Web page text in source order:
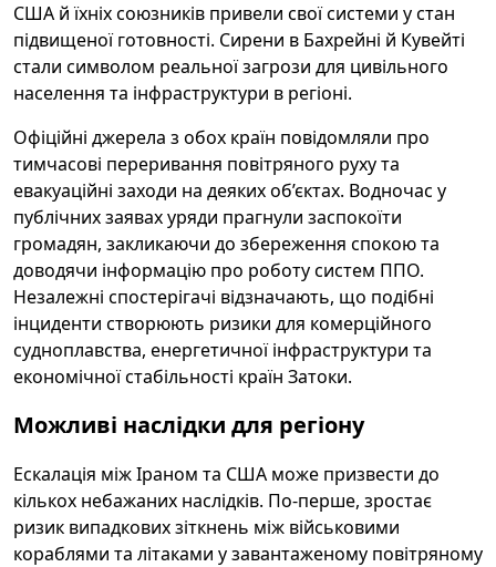
США й їхніх союзників привели свої системи у стан
підвищеної готовності. Сирени в Бахрейні й Кувейті
стали символом реальної загрози для цивільного
населення та інфраструктури в регіоні.
Офіційні джерела з обох країн повідомляли про
тимчасові переривання повітряного руху та
евакуаційні заходи на деяких об’єктах. Водночас у
публічних заявах уряди прагнули заспокоїти
громадян, закликаючи до збереження спокою та
доводячи інформацію про роботу систем ППО.
Незалежні спостерігачі відзначають, що подібні
інциденти створюють ризики для комерційного
судноплавства, енергетичної інфраструктури та
економічної стабільності країн Затоки.
Можливі наслідки для регіону
Ескалація між Іраном та США може призвести до
кількох небажаних наслідків. По-перше, зростає
ризик випадкових зіткнень між військовими
кораблями та літаками у завантаженому повітряному